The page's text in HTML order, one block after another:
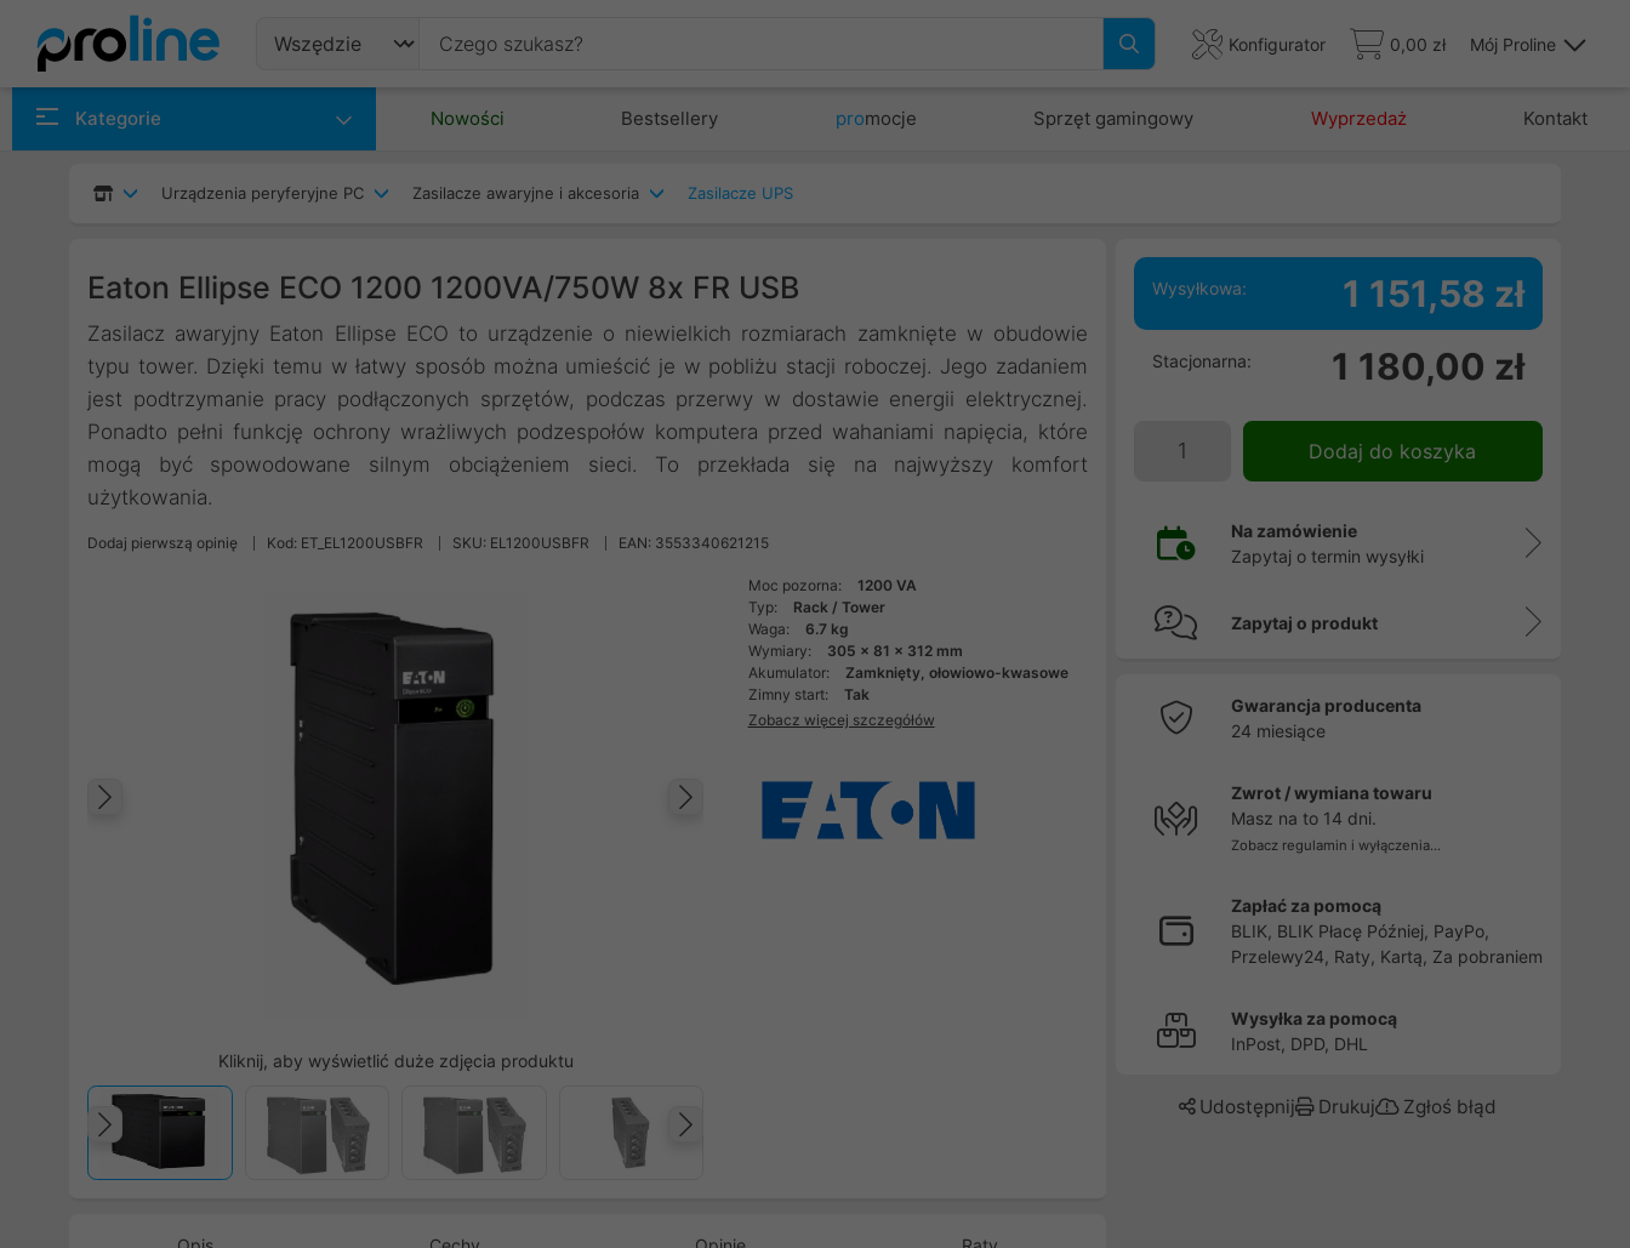
Konfigurator 0,00 zł Mój Proline
Kategorie Nowości Bestsellery promocje Sprzęt gamingowy Wyprzedaż Kontakt
Urządzenia peryferyjne PC Zasilacze awaryjne i akcesoria Zasilacze UPS
Eaton Ellipse ECO 1200 1200VA/750W 8x FR USB
Zasilacz awaryjny Eaton Ellipse ECO to urządzenie o niewielkich rozmiarach zamknięte w obudowie
typu tower. Dzięki temu w łatwy sposób można umieścić je w pobliżu stacji roboczej. Jego zadaniem
jest podtrzymanie pracy podłączonych sprzętów, podczas przerwy w dostawie energii elektrycznej.
Ponadto pełni funkcję ochrony wrażliwych podzespołów komputera przed wahaniami napięcia, które
mogą być spowodowane silnym obciążeniem sieci. To przekłada się na najwyższy komfort
użytkowania.
Dodaj pierwszą opinię Kod: ET_EL1200USBFR SKU: EL1200USBFR EAN: 3553340621215
Następny
Kliknij, aby wyświetlić duże zdjęcia produktu
Poprzedni
Moc pozorna:
1200 VA
Typ:
Rack / Tower
Waga:
6.7 kg
Wymiary:
305 x 81 x 312 mm
Akumulator:
Zamknięty, ołowiowo-kwasowe
Zimny start:
Tak
Zobacz więcej szczegółów
Wysyłkowa: 1 151,58 zł
Stacjonarna: 1 180,00 zł
Dodaj do koszyka
Na zamówienie
Zapytaj o termin wysyłki
Zapytaj o produkt
Gwarancja producenta
24 miesiące
Zwrot / wymiana towaru
Masz na to 14 dni.
Zobacz regulamin i wyłączenia...
Zapłać za pomocą
BLIK, BLIK Płacę Później, PayPo,
Przelewy24, Raty, Kartą, Za pobraniem
Wysyłka za pomocą
InPost, DPD, DHL
Udostępnij Drukuj Zgłoś błąd